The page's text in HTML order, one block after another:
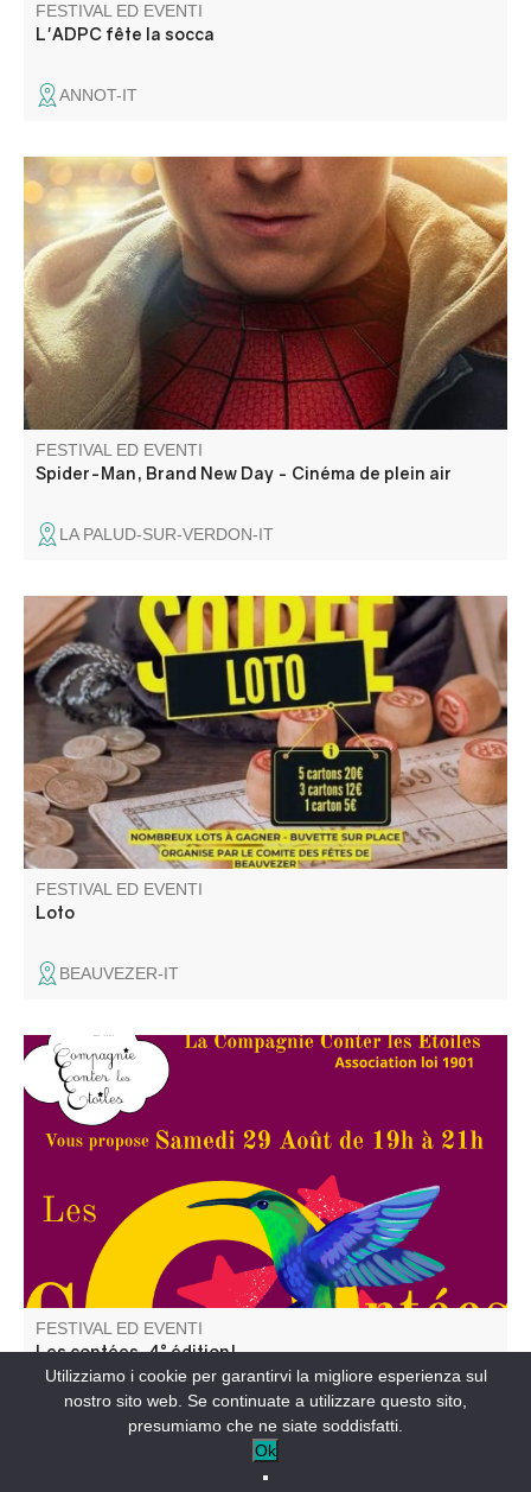
FESTIVAL ED EVENTI
L'ADPC fête la socca
ANNOT-IT
Projection d'un film en plein air : prévoyez un plaid, les
soirées sont fraîches à la Palud-sur-Verdon... Possibilité
d'amener son transat également !
FESTIVAL ED EVENTI
Spider-Man, Brand New Day - Cinéma de plein air
LA PALUD-SUR-VERDON-IT
Loto de fin d'année du Comité des fêtes.
FESTIVAL ED EVENTI
Loto
BEAUVEZER-IT
La Compagnie Conter les Etoiles invite 4 amies conteuses
et complices à venir partager leurs contes avec vous,
pour votre plus grand plaisir et celui de vos enfants.
FESTIVAL ED EVENTI
Les contées, 4° édition!
VILLARS-COLMARS-IT
Utilizziamo i cookie per garantirvi la migliore esperienza sul
nostro sito web. Se continuate a utilizzare questo sito,
presumiamo che ne siate soddisfatti.
Ok